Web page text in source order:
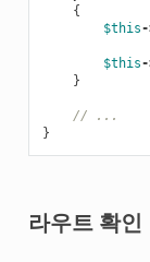
{
$this-
$this-
}
// ...
}
라우트 확인